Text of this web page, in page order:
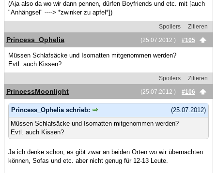
(Aja also da wo wir dann pennen, dürfen Boyfriends und etc. mit [auch
"Anhängsel" ----> *zwinker zu apfel*])
Spoilers
Zitieren
(25.07.2012 )
#105
Princess_Ophelia
Müssen Schlafsäcke und Isomatten mitgenommen werden?
Evtl. auch Kissen?
Spoilers
Zitieren
(25.07.2012 )
#106
PrincessMoonlight
(25.07.2012)
Princess_Ophelia schrieb:
Müssen Schlafsäcke und Isomatten mitgenommen werden?
Evtl. auch Kissen?
Ja ich denke schon, es gibt zwar an beiden Orten wo wir übernachten
können, Sofas und etc. aber nicht genug für 12-13 Leute.